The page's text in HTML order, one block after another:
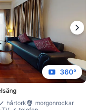
360°
hårtork
morgonrockar